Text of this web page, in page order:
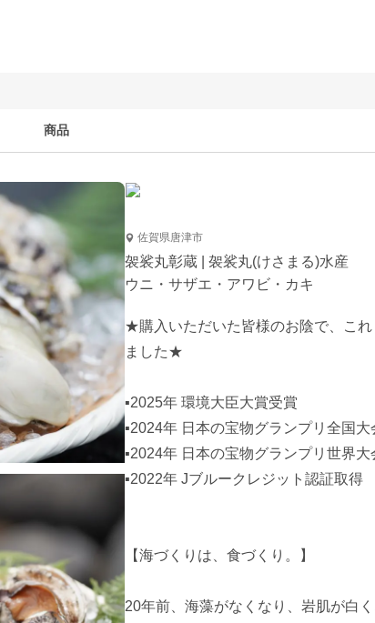
商品
佐賀県唐津市
袈裟丸彰蔵 | 袈裟丸(けさまる)水産
ウニ・サザエ・アワビ・カキ
★購入いただいた皆様のお陰で、こ
ました★
▪︎2025年 環境大臣大賞受賞
▪︎2024年 日本の宝物グランプリ全国
▪︎2024年 日本の宝物グランプリ世界
▪︎2022年 Jブルークレジット認証取得
【海づくりは、食づくり。】
20年前、海藻がなくなり、岩肌が白